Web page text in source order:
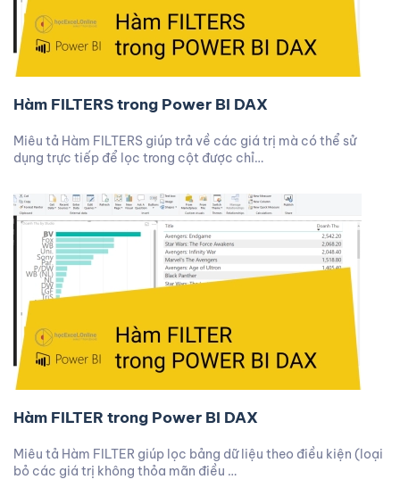
Hàm FILTERS trong Power BI DAX
Miêu tả Hàm FILTERS giúp trả về các giá trị mà có thể sử
dụng trực tiếp để lọc trong cột được chỉ…
Hàm FILTER trong Power BI DAX
Miêu tả Hàm FILTER giúp lọc bảng dữ liệu theo điều kiện (loại
bỏ các giá trị không thỏa mãn điều …